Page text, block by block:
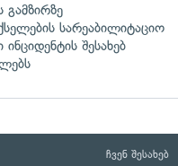
გამზირზე
სარეაბილიტაციო
შესახებ
ჩვენ შესახებ